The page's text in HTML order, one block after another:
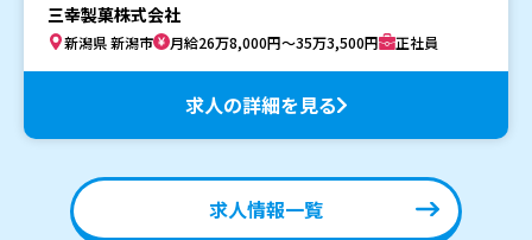
三幸製菓株式会社
新潟県 新潟市 月給26万8,000円～35万3,500円 正社員
求人の詳細を見る
求人情報一覧